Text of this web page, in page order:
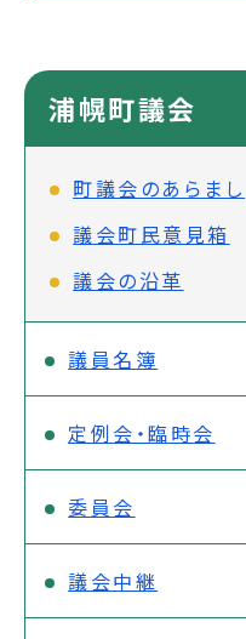
浦幌町議会
町議会のあらまし
議会町民意見箱
議会の沿革
議員名簿
定例会・臨時会
委員会
議会中継